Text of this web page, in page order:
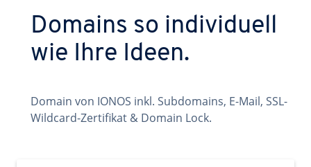
Domains so individuell
wie Ihre Ideen.
Domain von IONOS inkl. Subdomains, E-Mail, SSL-
Wildcard-Zertifikat & Domain Lock.